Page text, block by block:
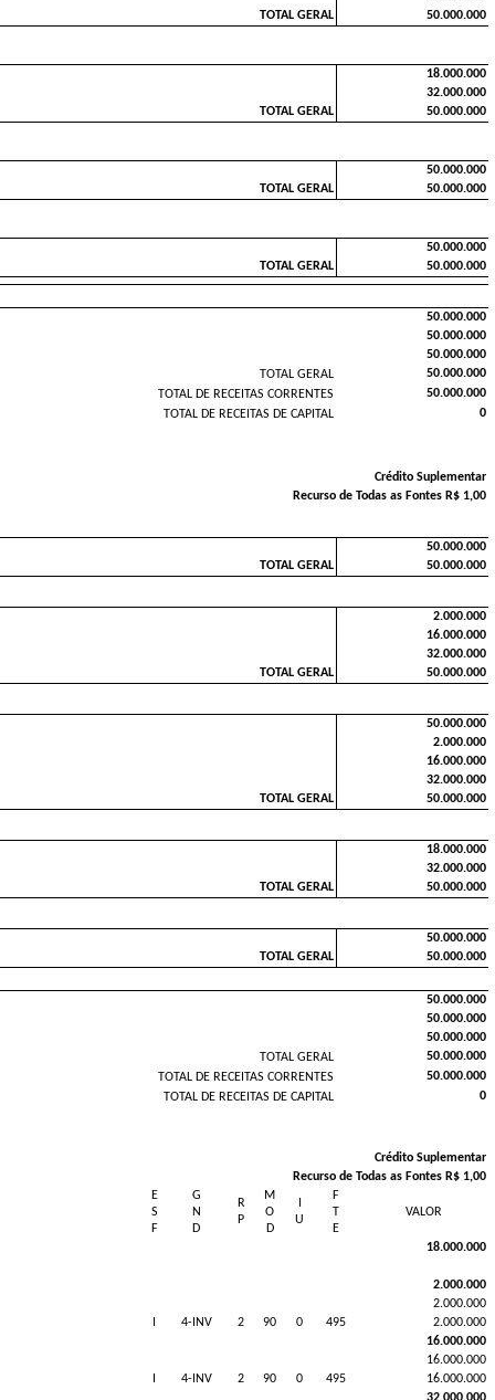
TOTAL GERAL
50.000.000
18.000.000
32.000.000
TOTAL GERAL
50.000.000
50.000.000
TOTAL GERAL
50.000.000
50.000.000
TOTAL GERAL
50.000.000
50.000.000
50.000.000
50.000.000
TOTAL GERAL
50.000.000
TOTAL DE RECEITAS CORRENTES
50.000.000
TOTAL DE RECEITAS DE CAPITAL
0
Crédito Suplementar
Recurso de Todas as Fontes R$ 1,00
50.000.000
TOTAL GERAL
50.000.000
2.000.000
16.000.000
32.000.000
TOTAL GERAL
50.000.000
50.000.000
2.000.000
16.000.000
32.000.000
TOTAL GERAL
50.000.000
18.000.000
32.000.000
TOTAL GERAL
50.000.000
50.000.000
TOTAL GERAL
50.000.000
50.000.000
50.000.000
50.000.000
TOTAL GERAL
50.000.000
TOTAL DE RECEITAS CORRENTES
50.000.000
TOTAL DE RECEITAS DE CAPITAL
0
Crédito Suplementar
Recurso de Todas as Fontes R$ 1,00
E
S
F
G
N
D
R
P
M
O
D
U
F
T
E
VALOR
18.000.000
2.000.000
2.000.000
4-INV 2 90 0 495
2.000.000
16.000.000
16.000.000
4-INV 2 90 0 495
16.000.000